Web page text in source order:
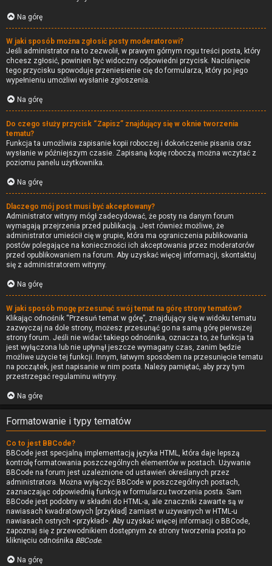
Na górę
W jaki sposób można zgłosić posty moderatorowi?
Jeśli administrator na to zezwolił, w prawym górnym rogu treści posta, który
chcesz zgłosić, powinien być widoczny odpowiedni przycisk. Naciśnięcie
tego przycisku spowoduje przeniesienie cię do formularza, który po jego
wypełnieniu umożliwi wysłanie zgłoszenia.
Na górę
Do czego służy przycisk “Zapisz” znajdujący się w oknie tworzenia
tematu?
Funkcja ta umożliwia zapisanie kopii roboczej i dokończenie pisania oraz
wysłanie w późniejszym czasie. Zapisaną kopię roboczą można wczytać z
poziomu panelu użytkownika.
Na górę
Dlaczego mój post musi być akceptowany?
Administrator witryny mógł zadecydować, że posty na danym forum
wymagają przejrzenia przed publikacją. Jest również możliwe, że
administrator umieścił cię w grupie, która ma ograniczenia publikowania
postów polegające na konieczności ich akceptowania przez moderatorów
przed opublikowaniem na forum. Aby uzyskać więcej informacji, skontaktuj
się z administratorem witryny.
Na górę
W jaki sposób mogę przesunąć swój temat na górę strony tematów?
Klikając odnośnik “Przesuń temat w górę”, znajdujący się w widoku tematu
zazwyczaj na dole strony, możesz przesunąć go na samą górę pierwszej
strony forum. Jeśli nie widać takiego odnośnika, oznacza to, że funkcja ta
jest wyłączona lub nie upłynął jeszcze wymagany czas, zanim będzie
możliwe użycie tej funkcji. Innym, łatwym sposobem na przesunięcie tematu
na początek, jest napisanie w nim posta. Należy pamiętać, aby przy tym
przestrzegać regulaminu witryny.
Na górę
Formatowanie i typy tematów
Co to jest BBCode?
BBCode jest specjalną implementacją języka HTML, która daje lepszą
kontrolę formatowania poszczególnych elementów w postach. Używanie
BBCode na forum jest uzależnione od ustawień określanych przez
administratora. Można wyłączyć BBCode w poszczególnych postach,
zaznaczając odpowiednią funkcję w formularzu tworzenia posta. Sam
BBCode jest podobny w składni do HTML-a, ale znaczniki zawarte są w
nawiasach kwadratowych [przykład] zamiast w używanych w HTML-u
nawiasach ostrych <przykład>. Aby uzyskać więcej informacji o BBCode,
zapoznaj się z przewodnikiem dostępnym ze strony tworzenia posta po
kliknięciu odnośnika BBCode.
Na górę